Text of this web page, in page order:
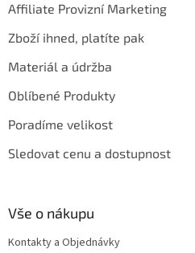
Affiliate Provizní Marketing
Zboží ihned, platíte pak
Materiál a údržba
Oblíbené Produkty
Poradíme velikost
Sledovat cenu a dostupnost
Vše o nákupu
Kontakty a Objednávky